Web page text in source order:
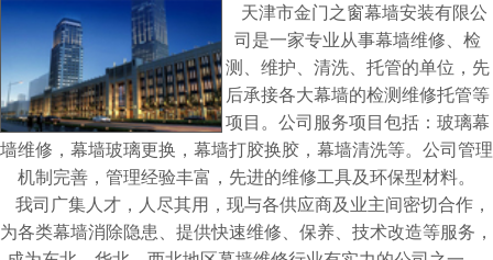
天津市金门之窗幕墙安装有限公
司是一家专业从事幕墙维修、检
测、维护、清洗、托管的单位，先
后承接各大幕墙的检测维修托管等
项目。公司服务项目包括：玻璃幕
墙维修，幕墙玻璃更换，幕墙打胶换胶，幕墙清洗等。公司管理
机制完善，管理经验丰富，先进的维修工具及环保型材料。
我司广集人才，人尽其用，现与各供应商及业主间密切合作，
为各类幕墙消除隐患、提供快速维修、保养、技术改造等服务，